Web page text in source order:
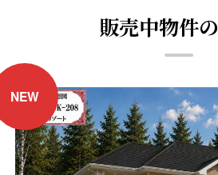
販売中物件
NEW